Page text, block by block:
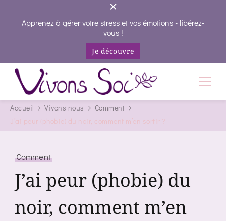
Apprenez à gérer votre stress et vos émotions - libérez-
vous !
Je découvre
Vivons Soi
Vivez votre vie en conscience
Accueil Vivons nous
Comment
J’ai peur (phobie) du noir, comment m’en sortir ?
Comment
J’ai peur (phobie) du
noir, comment m’en